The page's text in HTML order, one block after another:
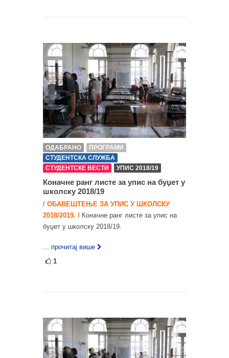
ОДАБРАНО
ПРОГРАМИ
СТУДЕНТСКА СЛУЖБА
СТУДЕНТСКЕ ВЕСТИ
УПИС 2018/19
Коначне ранг листе за упис на буџет у
школску 2018/19
/ ОБАВЕШТЕЊЕ ЗА УПИС У ШКОЛСКУ
2018/2019. / Коначне ранг листе за упис на
буџет у школску 2018/19.
... прочитај више
1